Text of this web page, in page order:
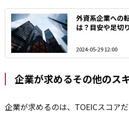
外資系企業への
は？目安や足切
2024-05-29 12:00
企業が求めるその他のス
企業が求めるのは、TOEICスコア